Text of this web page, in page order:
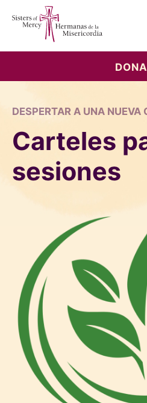
DESPERTAR A UNA NUEVA
Carteles
sesiones